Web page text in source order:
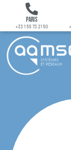
Paris
+33 1 55 73 21 50